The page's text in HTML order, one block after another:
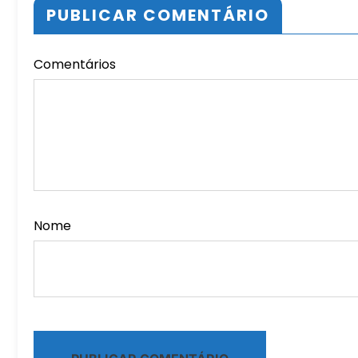
PUBLICAR COMENTÁRIO
Comentários
Nome